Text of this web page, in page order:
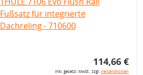
Fußsatz für integrierte
Dachreling - 710600
114,66 €
inkl. gesetzl. MwSt., zzgl.Versandkosten